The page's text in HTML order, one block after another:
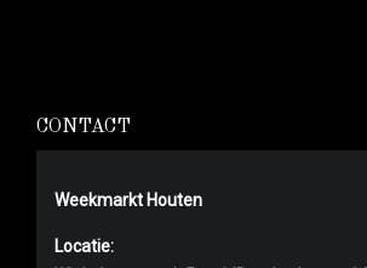
CONTACT
Weekmarkt Houten
Locatie: